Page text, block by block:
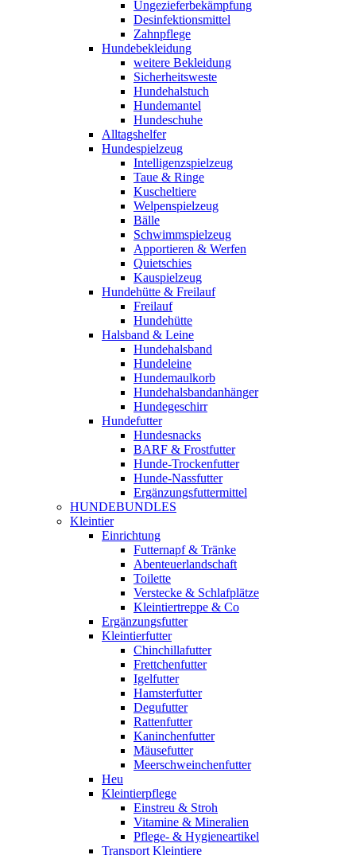
Ungezieferbekämpfung
Desinfektionsmittel
Zahnpflege
Hundebekleidung
weitere Bekleidung
Sicherheitsweste
Hundehalstuch
Hundemantel
Hundeschuhe
Alltagshelfer
Hundespielzeug
Intelligenzspielzeug
Taue & Ringe
Kuscheltiere
Welpenspielzeug
Bälle
Schwimmspielzeug
Apportieren & Werfen
Quietschies
Kauspielzeug
Hundehütte & Freilauf
Freilauf
Hundehütte
Halsband & Leine
Hundehalsband
Hundeleine
Hundemaulkorb
Hundehalsbandanhänger
Hundegeschirr
Hundefutter
Hundesnacks
BARF & Frostfutter
Hunde-Trockenfutter
Hunde-Nassfutter
Ergänzungsfuttermittel
HUNDEBUNDLES
Kleintier
Einrichtung
Futternapf & Tränke
Abenteuerlandschaft
Toilette
Verstecke & Schlafplätze
Kleintiertreppe & Co
Ergänzungsfutter
Kleintierfutter
Chinchillafutter
Frettchenfutter
Igelfutter
Hamsterfutter
Degufutter
Rattenfutter
Kaninchenfutter
Mäusefutter
Meerschweinchenfutter
Heu
Kleintierpflege
Einstreu & Stroh
Vitamine & Mineralien
Pflege- & Hygieneartikel
Transport Kleintiere